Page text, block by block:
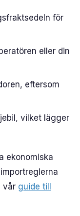
för
eller din
eftersom
vilket lägger
ekonomiska
vår guide till